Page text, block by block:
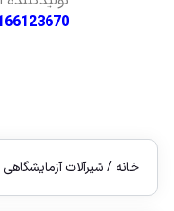
خانه /شیرآلات آزمایشگاهی